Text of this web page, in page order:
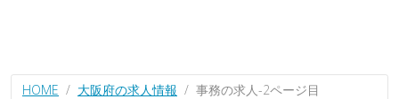
HOME 大阪府の求人情報 事務の求人-2ページ目